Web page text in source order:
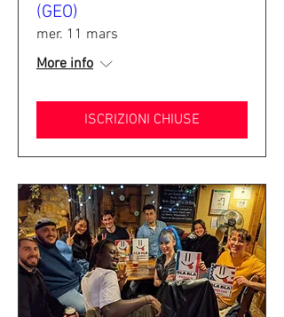
(GEO)
mer. 11 mars
More info
ISCRIZIONI CHIUSE